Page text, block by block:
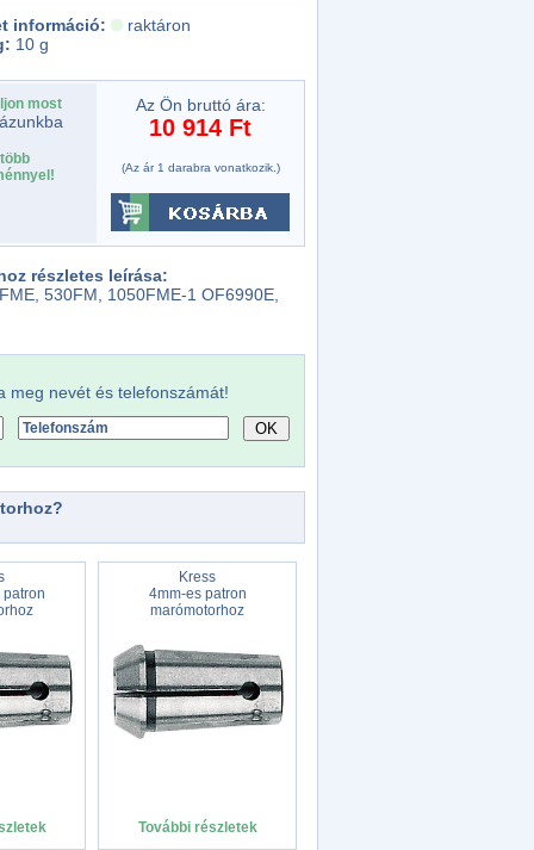
információ:
raktáron
10 g
most Az Ön bruttó ára:
10 914 Ft
(Az ár 1 darabra vonatkozik.)
részletes leírása:
530FM, 1050FME-1 OF6990E,
meg nevét és telefonszámát!
patron
Kress
4mm-es patron
marómotorhoz
További részletek